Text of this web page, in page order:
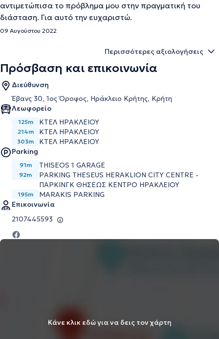
αντιμετώπισα το πρόβλημα μου στην πραγματική του
διάσταση. Για αυτό την ευχαριστώ.
09 Αυγούστου 2022
Περισσότερες αξιολογήσεις
Πρόσβαση και επικοινωνία
Διεύθυνση
Έβανς 30, 1ος Όροφος, Ηράκλειο Κρήτης, Κρήτη
Λεωφορείο
125m ΚΤΕΛ ΗΡΑΚΛΕΙΟΥ
214m ΚΤΕΛ ΗΡΑΚΛΕΙΟΥ
303m
ΚΤΕΛ ΗΡΑΚΛΕΙΟΥ
Parking
91m THISEOS 1 GARAGE
92m
PARKING THESEUS HERAKLION CITY CENTRE -
ΠΑΡΚΙΝΓΚ ΘΗΣΕΩΣ ΚΕΝΤΡΟ ΗΡΑΚΛΕΙΟΥ
195m
MARAKIS PARKING
Επικοινωνία
2107445593
Κάνε κλικ εδώ για να δεις τον χάρτη